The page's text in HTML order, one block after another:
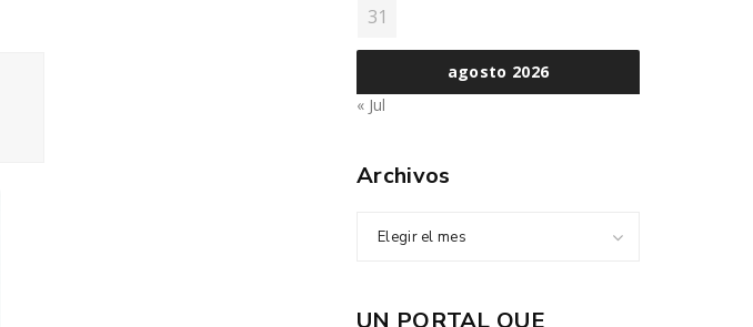
agosto 2026
31
« Jul
Archivos
Elegir el mes